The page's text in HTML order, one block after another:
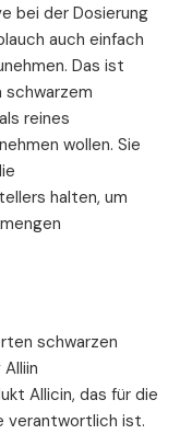
bei der Dosierung
auch einfach
Das ist
schwarzem
reines
wollen. Sie
halten, um
schwarzen
Allicin, das für die
verantwortlich ist.